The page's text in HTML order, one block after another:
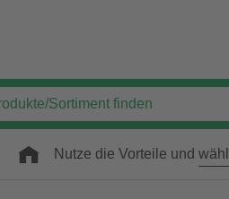
Nutze die Vorteile und